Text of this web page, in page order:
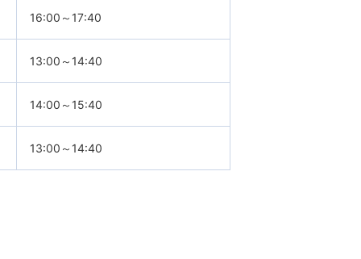
16:00～17:40
13:00～14:40
14:00～15:40
13:00～14:40